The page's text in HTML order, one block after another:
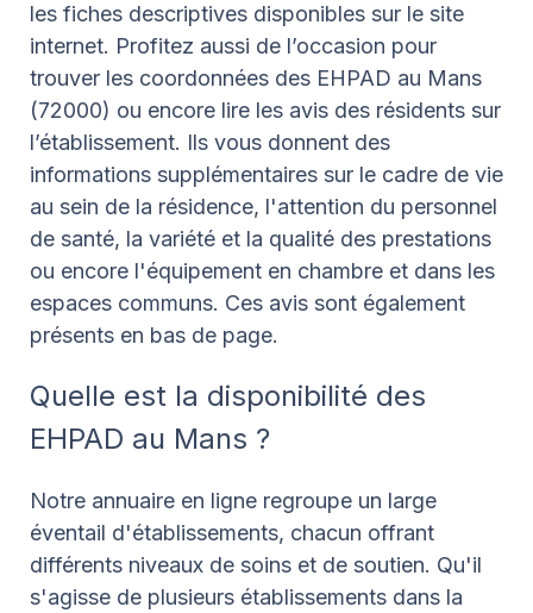
les fiches descriptives disponibles sur le site
internet. Profitez aussi de l’occasion pour
trouver les coordonnées des EHPAD au Mans
(72000) ou encore lire les avis des résidents sur
l’établissement. Ils vous donnent des
informations supplémentaires sur le cadre de vie
au sein de la résidence, l'attention du personnel
de santé, la variété et la qualité des prestations
ou encore l'équipement en chambre et dans les
espaces communs. Ces avis sont également
présents en bas de page.
Quelle est la disponibilité des
EHPAD au Mans ?
Notre annuaire en ligne regroupe un large
éventail d'établissements, chacun offrant
différents niveaux de soins et de soutien. Qu'il
s'agisse de plusieurs établissements dans la